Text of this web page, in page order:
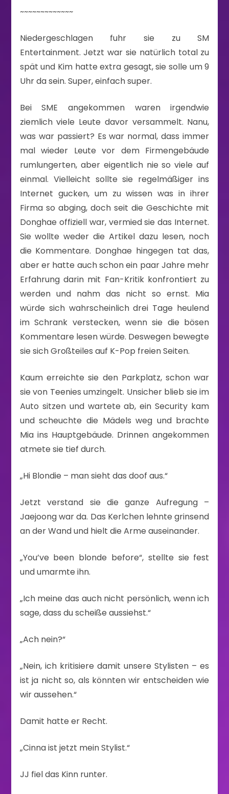
~~~~~~~~~~~~~
Niedergeschlagen fuhr sie zu SM
Entertainment. Jetzt war sie natürlich total zu
spät und Kim hatte extra gesagt, sie solle um 9
Uhr da sein. Super, einfach super.
Bei SME angekommen waren irgendwie
ziemlich viele Leute davor versammelt. Nanu,
was war passiert? Es war normal, dass immer
mal wieder Leute vor dem Firmengebäude
rumlungerten, aber eigentlich nie so viele auf
einmal. Vielleicht sollte sie regelmäßiger ins
Internet gucken, um zu wissen was in ihrer
Firma so abging, doch seit die Geschichte mit
Donghae offiziell war, vermied sie das Internet.
Sie wollte weder die Artikel dazu lesen, noch
die Kommentare. Donghae hingegen tat das,
aber er hatte auch schon ein paar Jahre mehr
Erfahrung darin mit Fan-Kritik konfrontiert zu
werden und nahm das nicht so ernst. Mia
würde sich wahrscheinlich drei Tage heulend
im Schrank verstecken, wenn sie die bösen
Kommentare lesen würde. Deswegen bewegte
sie sich Großteiles auf K-Pop freien Seiten.
Kaum erreichte sie den Parkplatz, schon war
sie von Teenies umzingelt. Unsicher blieb sie im
Auto sitzen und wartete ab, ein Security kam
und scheuchte die Mädels weg und brachte
Mia ins Hauptgebäude. Drinnen angekommen
atmete sie tief durch.
„Hi Blondie – man sieht das doof aus.“
Jetzt verstand sie die ganze Aufregung –
Jaejoong war da. Das Kerlchen lehnte grinsend
an der Wand und hielt die Arme auseinander.
„You’ve been blonde before“, stellte sie fest
und umarmte ihn.
„Ich meine das auch nicht persönlich, wenn ich
sage, dass du scheiße aussiehst.“
„Ach nein?“
„Nein, ich kritisiere damit unsere Stylisten – es
ist ja nicht so, als könnten wir entscheiden wie
wir aussehen.“
Damit hatte er Recht.
„Cinna ist jetzt mein Stylist.“
JJ fiel das Kinn runter.